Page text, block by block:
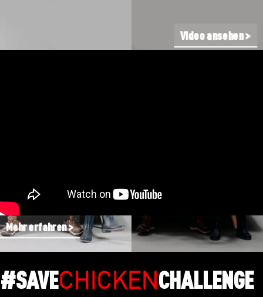
Video ansehen >
Mehr erfahren >
#SAVECHICKENCHALLENGE